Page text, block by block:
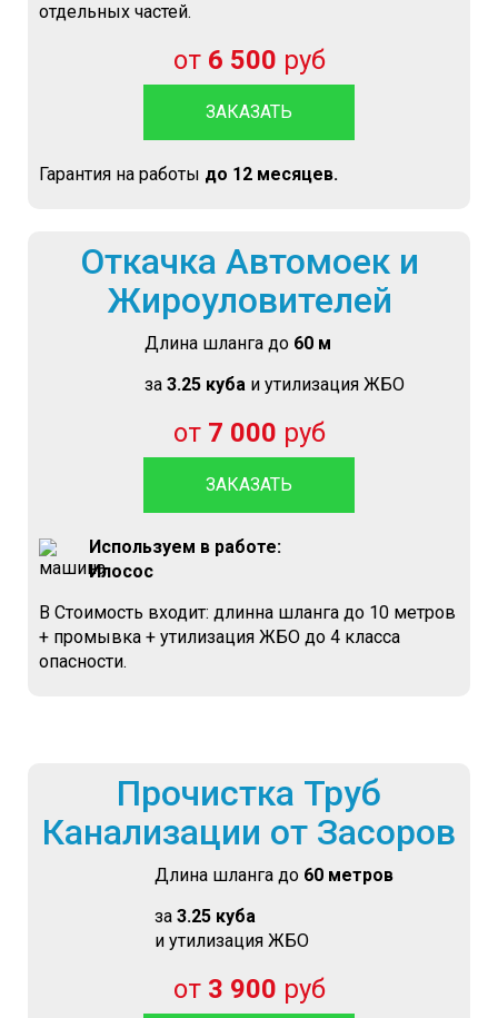
отдельных частей.
от 6 500 руб
ЗАКАЗАТЬ
Гарантия на работы до 12 месяцев.
Откачка Автомоек и
Жироуловителей
Длина шланга до 60 м
за 3.25 кубаи утилизация ЖБО
от 7 000 руб
ЗАКАЗАТЬ
Используем в работе:
Илосос
В Стоимость входит: длинна шланга до 10 метров
+ промывка + утилизация ЖБО до 4 класса
опасности.
Прочистка Труб
Канализации от Засоров
Длина шланга до 60 метров
за 3.25 куба
и утилизация ЖБО
от 3 900 руб